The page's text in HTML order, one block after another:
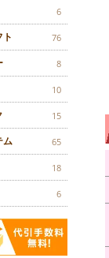
6
76
8
10
15
ム 65
18
6